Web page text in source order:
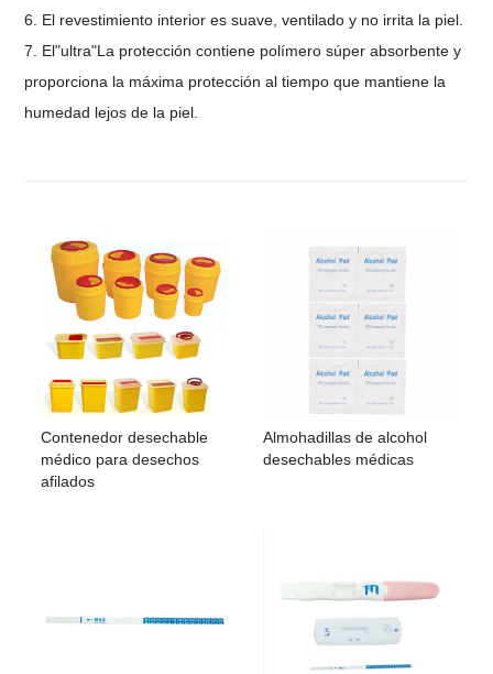
6. El revestimiento interior es suave, ventilado y no irrita la piel.
7. El"ultra"La protección contiene polímero súper absorbente y
proporciona la máxima protección al tiempo que mantiene la
humedad lejos de la piel.
Contenedor desechable
médico para desechos
afilados
Almohadillas de alcohol
desechables médicas